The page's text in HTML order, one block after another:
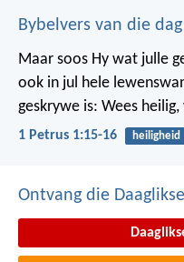
Bybelvers van die dag
Maar soos Hy wat julle
ook in jul hele
geskrywe is: Wees
1 Petrus 1:15-16 heiligheid
Ontvang die